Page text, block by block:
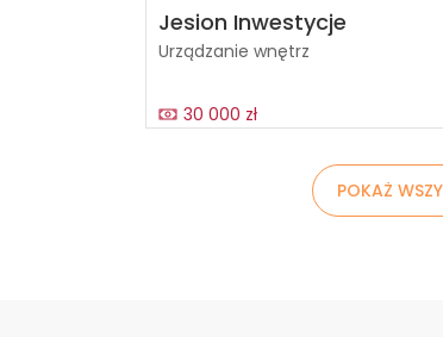
Jesion Inwestycje
Urządzanie wnętrz
30 000 zł
POKAŻ